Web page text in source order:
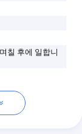
칠 후에 일합니